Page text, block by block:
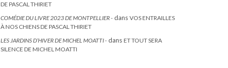
DE PASCAL THIRIET
COMÉDIE DU LIVRE 2023 DE MONTPELLIER - dans VOS ENTRAILLES
À NOS CHIENS DE PASCAL THIRIET
LES JARDINS D’HIVER DE MICHEL MOATTI - dans ET TOUT SERA
SILENCE DE MICHEL MOATTI